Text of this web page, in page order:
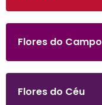
Flores do Campo
Flores do Céu